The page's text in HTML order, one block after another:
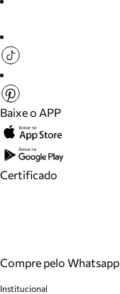
Baixe o APP
Certificado
Compre pelo Whatsapp
Institucional